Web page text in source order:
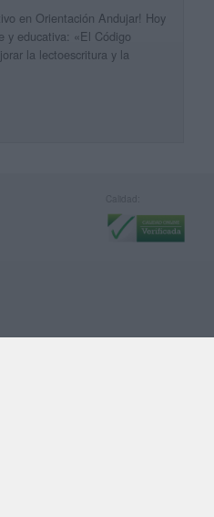
en Orientación Andujar! Hoy
y educativa: «El Código
la lectoescritura y la